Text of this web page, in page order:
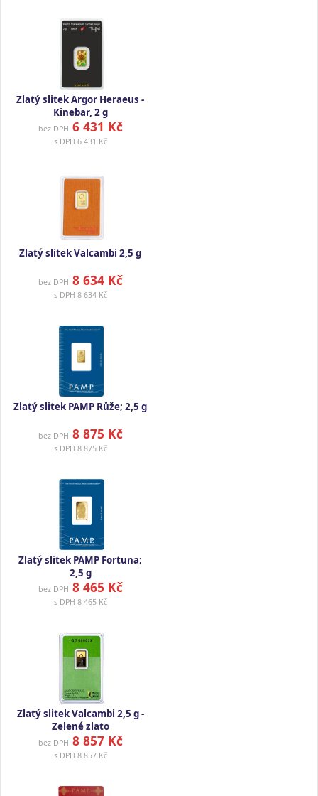
Zlatý slitek Argor Heraeus -
Kinebar, 2 g
bez DPH 6 431 Kč
s DPH 6 431 Kč
Zlatý slitek Valcambi 2,5 g
bez DPH 8 634 Kč
s DPH 8 634 Kč
Zlatý slitek PAMP Růže; 2,5 g
bez DPH 8 875 Kč
s DPH 8 875 Kč
Zlatý slitek PAMP Fortuna;
2,5 g
bez DPH 8 465 Kč
s DPH 8 465 Kč
Zlatý slitek Valcambi 2,5 g -
Zelené zlato
bez DPH 8 857 Kč
s DPH 8 857 Kč